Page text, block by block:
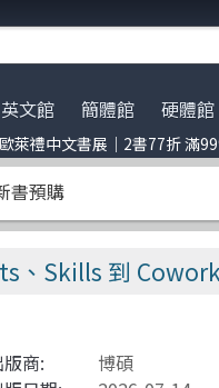
業客服時間調整
動會員卡上線囉！
中文書展｜2書77折 滿
🐎
英文館 簡體館 硬體館
language model
識 Image-recognition
製作 Robots
構
展
學
化
電
籍
品區
雜誌 ROBOCON Magazine
歐萊禮中文書展｜2書77折 滿
書預購
Skills 到
版商:
博碩